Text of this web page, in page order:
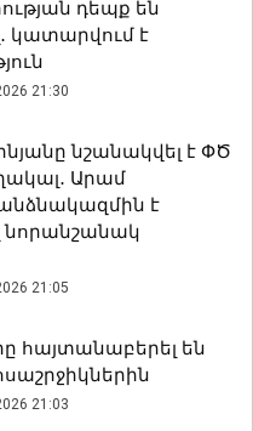
դեպք են
կատարվում է
21:30
նշանակվել է ՓԾ
Արամ
է
նորանշանակ
21:05
հայտանաբերել են
21:03